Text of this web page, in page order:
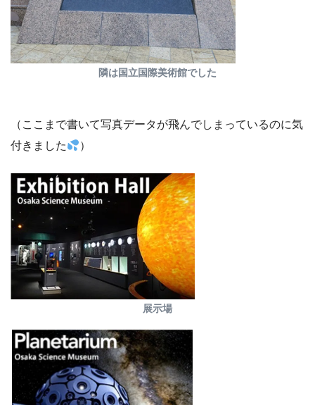
隣は国立国際美術館でした
（ここまで書いて写真データが飛んでしまっているのに気
付きました
）
展示場